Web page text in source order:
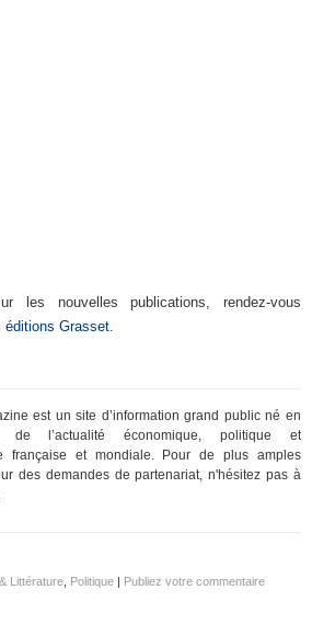
les nouvelles publications, rendez-vous
éditions Grasset.
est un site d’information grand public né en
de l’actualité économique, politique et
française et mondiale. Pour de plus amples
des demandes de partenariat, n'hésitez pas à
Littérature Politique | Publiez votre commentaire